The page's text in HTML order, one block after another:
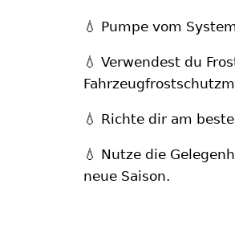
💧 Pumpe vom
💧 Verwendest du
💧 Richte dir am
💧 Nutze die
neue Saison.